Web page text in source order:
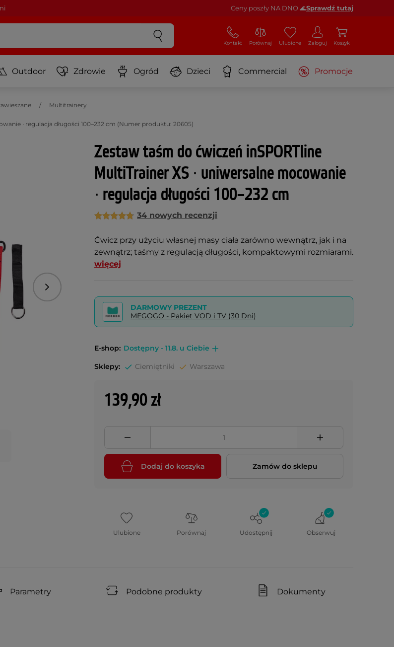
Ceny poszły NA DNO 🌊Sprawdź tutaj
Kontakt Porównaj Ulubione Zaloguj Koszyk
Outdoor Zdrowie Ogród Dzieci Commercial Promocje
Multitrainery
∙ regulacja długości 100–232 cm (Numer produktu: 20605)
Zestaw taśm do ćwiczeń inSPORTline
MultiTrainer XS ∙ uniwersalne mocowanie
∙ regulacja długości 100–232 cm
34 nowych recenzji
Ćwicz przy użyciu własnej masy ciała zarówno wewnątrz, jak i na
zewnątrz; taśmy z regulacją długości, kompaktowymi rozmiarami.
więcej
Następny
DARMOWY PREZENT
MEGOGO - Pakiet VOD i TV (30 Dni)
E-shop: Dostępny - 11.8. u Ciebie
Sklepy: Ciemiętniki Warszawa
139,90 zł
Dodaj do koszyka Zamów do sklepu
Ulubione Porównaj Udostępnij Obserwuj
Parametry Podobne produkty Dokumenty